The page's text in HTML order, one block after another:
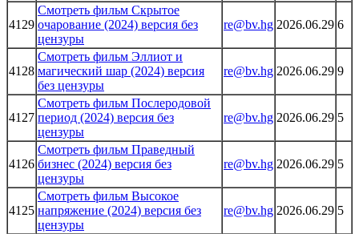
4129
Смотреть фильм Скрытое
очарование (2024) версия без
цензуры
re@bv.hg 2026.06.29 6
4128
Смотреть фильм Эллиот и
магический шар (2024) версия
без цензуры
re@bv.hg 2026.06.29 9
4127
Смотреть фильм Послеродовой
период (2024) версия без
цензуры
re@bv.hg 2026.06.29 5
4126
Смотреть фильм Праведный
бизнес (2024) версия без
цензуры
re@bv.hg 2026.06.29 5
4125
Смотреть фильм Высокое
напряжение (2024) версия без
цензуры
re@bv.hg 2026.06.29 5